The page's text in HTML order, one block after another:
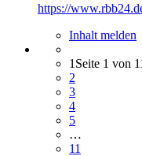
https://
Inhalt melden
1 Seite 1 von
2
3
4
5
…
11